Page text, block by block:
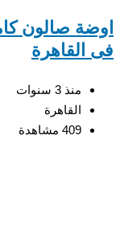
صالون
منذ 3 سنوات
القاهرة
409 مشاهدة